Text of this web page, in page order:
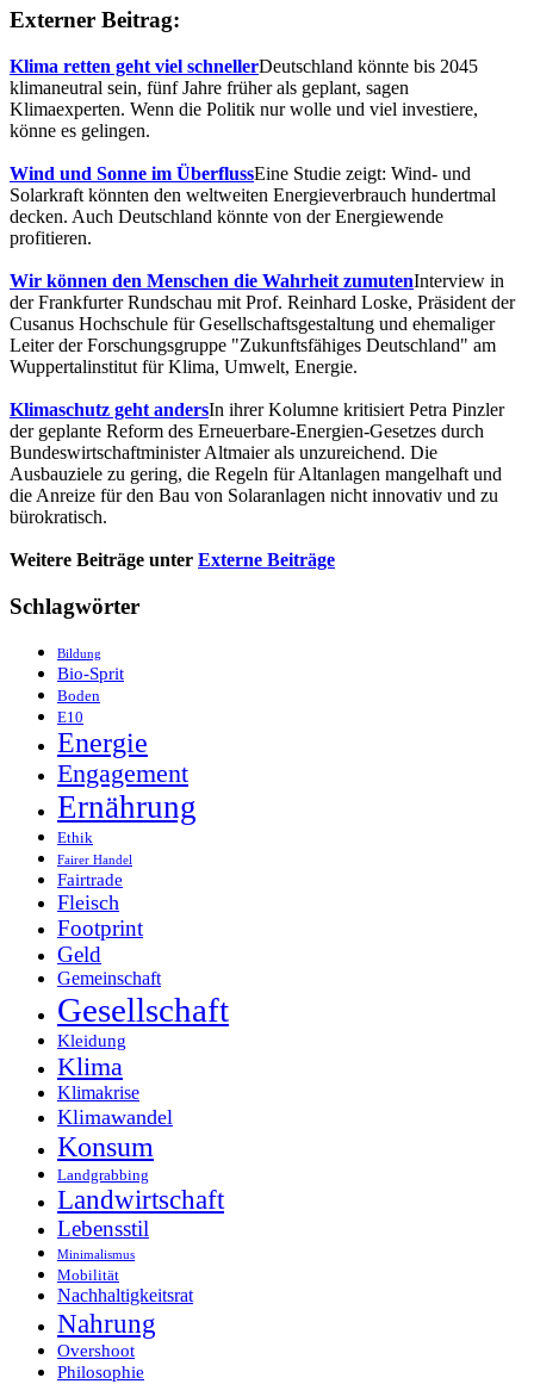
Externer Beitrag:
Klima retten geht viel schnellerDeutschland könnte bis 2045
klimaneutral sein, fünf Jahre früher als geplant, sagen
Klimaexperten. Wenn die Politik nur wolle und viel investiere,
könne es gelingen.
Wind und Sonne im ÜberflussEine Studie zeigt: Wind- und
Solarkraft könnten den weltweiten Energieverbrauch hundertmal
decken. Auch Deutschland könnte von der Energiewende
profitieren.
Wir können den Menschen die Wahrheit zumutenInterview in
der Frankfurter Rundschau mit Prof. Reinhard Loske, Präsident der
Cusanus Hochschule für Gesellschaftsgestaltung und ehemaliger
Leiter der Forschungsgruppe "Zukunftsfähiges Deutschland" am
Wuppertalinstitut für Klima, Umwelt, Energie.
Klimaschutz geht andersIn ihrer Kolumne kritisiert Petra Pinzler
der geplante Reform des Erneuerbare-Energien-Gesetzes durch
Bundeswirtschaftminister Altmaier als unzureichend. Die
Ausbauziele zu gering, die Regeln für Altanlagen mangelhaft und
die Anreize für den Bau von Solaranlagen nicht innovativ und zu
bürokratisch.
Weitere Beiträge unter Externe Beiträge
Schlagwörter
Bildung
Bio-Sprit
Boden
E10
Energie
Engagement
Ernährung
Ethik
Fairer Handel
Fairtrade
Fleisch
Footprint
Geld
Gemeinschaft
Gesellschaft
Kleidung
Klima
Klimakrise
Klimawandel
Konsum
Landgrabbing
Landwirtschaft
Lebensstil
Minimalismus
Mobilität
Nachhaltigkeitsrat
Nahrung
Overshoot
Philosophie